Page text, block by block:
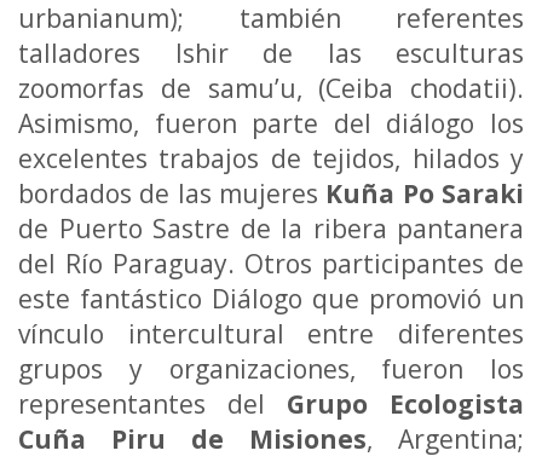
urbanianum); también referentes
talladores Ishir de las esculturas
zoomorfas de samu’u, (Ceiba chodatii).
Asimismo, fueron parte del diálogo los
excelentes trabajos de tejidos, hilados y
bordados de las mujeres Kuña Po Saraki
de Puerto Sastre de la ribera pantanera
del Río Paraguay. Otros participantes de
este fantástico Diálogo que promovió un
vínculo intercultural entre diferentes
grupos y organizaciones, fueron los
representantes del Grupo Ecologista
Cuña Piru de Misiones, Argentina;